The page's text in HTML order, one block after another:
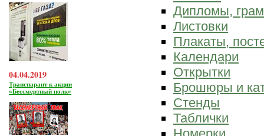
04.04.2019
Транспарант к акции
«Бессмертный полк»
Дипломы,
Листовки
Плакаты,
Календари
Открытки
Брошюры и
Стенды
Таблички